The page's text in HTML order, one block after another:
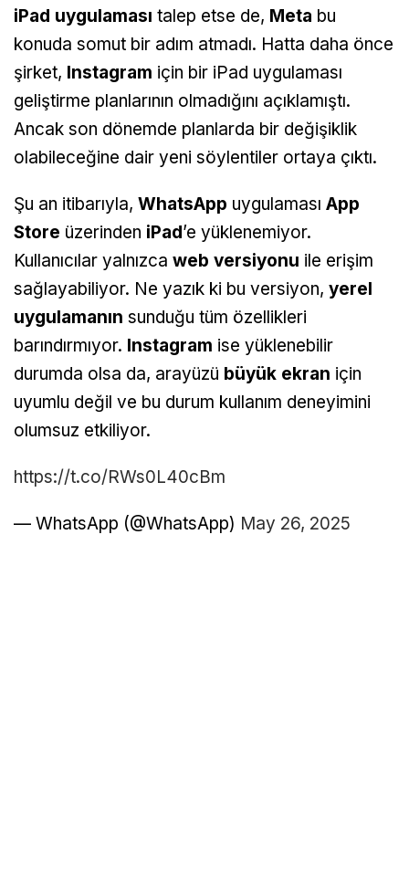
iPad uygulaması talep etse de, Meta bu
konuda somut bir adım atmadı. Hatta daha önce
şirket, Instagram için bir iPad uygulaması
geliştirme planlarının olmadığını açıklamıştı.
Ancak son dönemde planlarda bir değişiklik
olabileceğine dair yeni söylentiler ortaya çıktı.
Şu an itibarıyla, WhatsApp uygulaması App
Store üzerinden iPad’e yüklenemiyor.
Kullanıcılar yalnızca web versiyonu ile erişim
sağlayabiliyor. Ne yazık ki bu versiyon, yerel
uygulamanın sunduğu tüm özellikleri
barındırmıyor. Instagram ise yüklenebilir
durumda olsa da, arayüzü büyük ekran için
uyumlu değil ve bu durum kullanım deneyimini
olumsuz etkiliyor.
https://t.co/RWs0L40cBm
— WhatsApp (@WhatsApp) May 26, 2025